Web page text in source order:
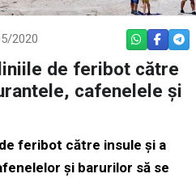
2020 WHATSAPP
de feribot către
cafenelele și
feribot către insule și a
și barurilor să se